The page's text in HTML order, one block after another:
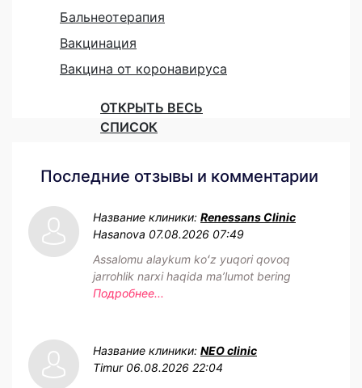
Бальнеотерапия
Вакцинация
Вакцина от коронавируса
ОТКРЫТЬ ВЕСЬ
СПИСОК
Последние отзывы и комментарии
Название клиники: Renessans Clinic
Hasanova 07.08.2026 07:49
Assalomu alaykum koʻz yuqori qovoq
jarrohlik narxi haqida maʼlumot bering
Подробнее...
Название клиники: NEO clinic
Timur 06.08.2026 22:04